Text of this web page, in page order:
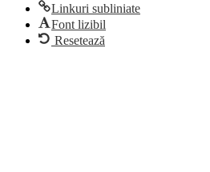
Linkuri subliniate
Font lizibil
Resetează